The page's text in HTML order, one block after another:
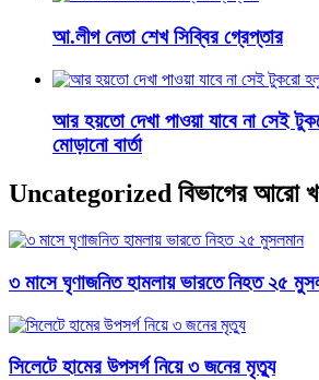
আ.লীগ নেতা শেখ সিব্বির গ্রেপ্তার
আর হয়তো দেখা পাওয়া যাবে না সেই
মোড়ানো বার্তা
Uncategorized বিভাগের আরো
৩ মাসে ঘৃণাজনিত হামলায় ভারতে নিহত ২৫
সিলেটে হামের উপসর্গ নিয়ে ৩ জনের মৃত্যু